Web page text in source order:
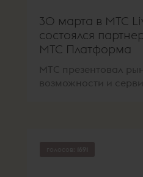
30 марта в МТС
состоялся
МТС Платформа
МТС презентовал
возможности и